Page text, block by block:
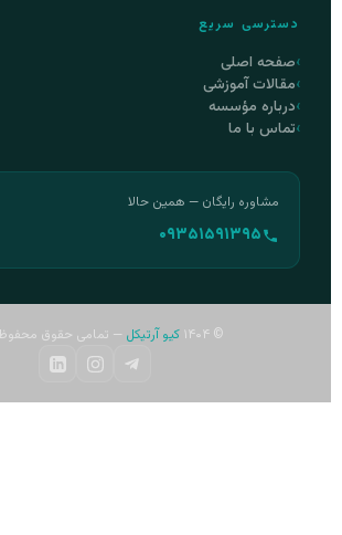
دسترسی سریع
صفحه اصلی
مقالات آموزشی
درباره مؤسسه
تماس با ما
مشاوره رایگان — همین حالا
۰۹۳۵۱۵۹۱۳۹۵
کیو آرتیکل— تمامی حقوق محفوظ